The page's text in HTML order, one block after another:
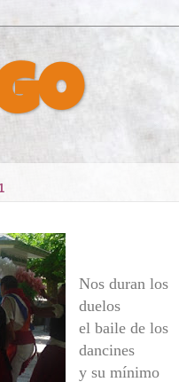
Nos duran los
duelos
el baile de los
dancines
y su mínimo